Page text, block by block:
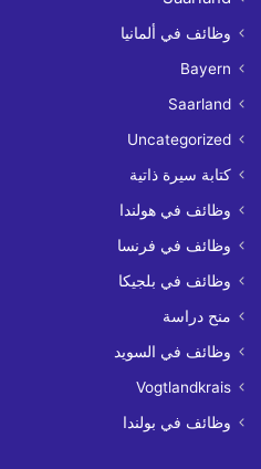
وظائف في ألمانيا
Bayern
Saarland
Uncategorized
كتابة سيرة ذاتية
وظائف في هولندا
وظائف في فرنسا
وظائف في بلجيكا
منح دراسة
وظائف في السويد
Vogtlandkrais
وظائف في بولندا